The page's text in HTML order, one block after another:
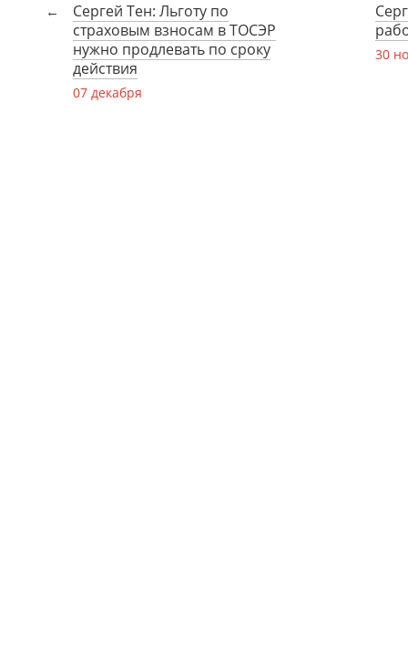
Сергей Тен: Льготу по
страховым взносам в ТОСЭР
нужно продлевать по сроку
действия
07 декабря
30